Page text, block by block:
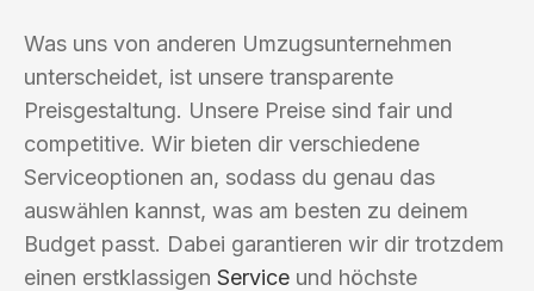
Was uns von anderen Umzugsunternehmen
unterscheidet, ist unsere transparente
Preisgestaltung. Unsere Preise sind fair und
competitive. Wir bieten dir verschiedene
Serviceoptionen an, sodass du genau das
auswählen kannst, was am besten zu deinem
Budget passt. Dabei garantieren wir dir trotzdem
einen erstklassigen Service und höchste